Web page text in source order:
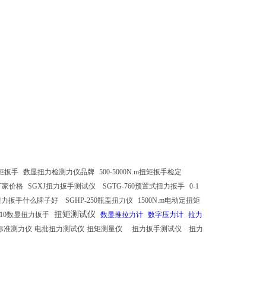
扳手 数显扭力检测力仪品牌 500-5000N.m扭矩扳手检定
家价格 SGXJ扭力扳手测试仪 SGTG-760预置式扭力扳手 0-1
扳手什么牌子好 SGHP-250瓶盖扭力仪
1500N.m电动定扭矩
数显扭力扳手 扭矩测试仪 数显推拉力计 数字压力计 拉力
准测力仪 电批扭力测试仪 扭矩测量仪 扭力扳手测试仪
扭力